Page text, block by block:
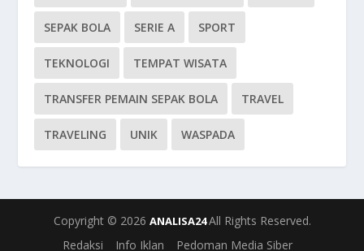
SEPAK BOLA SERIE A SPORT
TEKNOLOGI TEMPAT WISATA
TRANSFER PEMAIN SEPAK BOLA TRAVEL
TRAVELING UNIK WASPADA
Copyright © 2026 ANALISA24All Rights Reserved.
Redaksi
Info Iklan Pedoman Media Siber